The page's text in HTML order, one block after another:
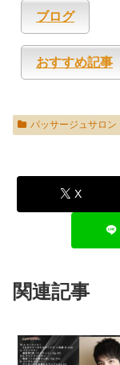
ブログ
おすすめ記事
パッサージュサロン
X
関連記事